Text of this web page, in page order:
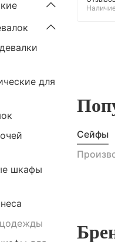
Сейфы
для
шкафы